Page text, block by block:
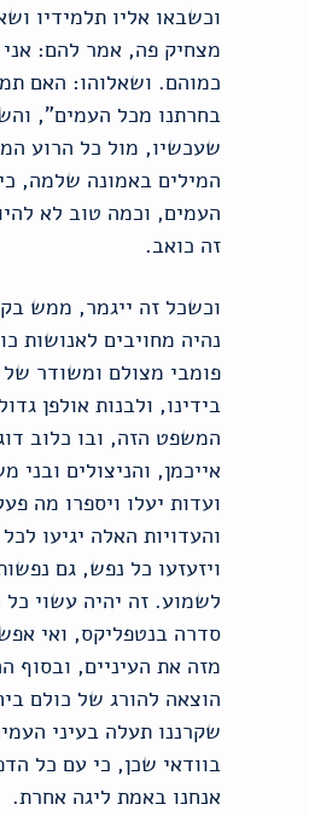
וכשבאו אליו תלמידיו
מצחיק פה, אמר להם: אני
כמוהם. ושאלוהו: האם
בחרתנו מכל העמים",
שעכשיו, מול כל הרוע
המילים באמונה שלמה,
העמים, וכמה טוב לא
זה כואב.
וכשכל זה ייגמר, ממש
נהיה מחויבים לאנושות
פומבי מצולם ומשודר
בידינו, ולבנות אולפן
המשפט הזה, ובו כלוב
אייכמן, והניצולים ובני
ועדות יעלו ויספרו מה
והעדויות האלה יגיעו
ויזעזעו כל נפש, גם
לשמוע. זה יהיה עשוי
סדרה בנטפליקס, ואי
מזה את העיניים, ובסוף
הוצאה להורג של כולם
שקרננו תעלה בעיני
בוודאי שכן, כי עם כל
אנחנו באמת ליגה אחרת.